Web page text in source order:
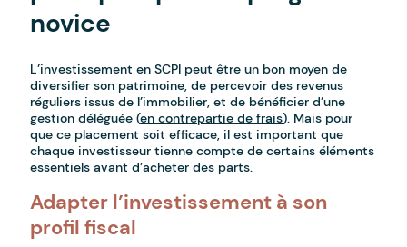
novice
L’investissement en SCPI peut être un bon moyen de
diversifier son patrimoine, de percevoir des revenus
réguliers issus de l’immobilier, et de bénéficier d’une
gestion déléguée (en contrepartie de frais). Mais pour
que ce placement soit efficace, il est important que
chaque investisseur tienne compte de certains éléments
essentiels avant d’acheter des parts.
Adapter l’investissement à son
profil fiscal